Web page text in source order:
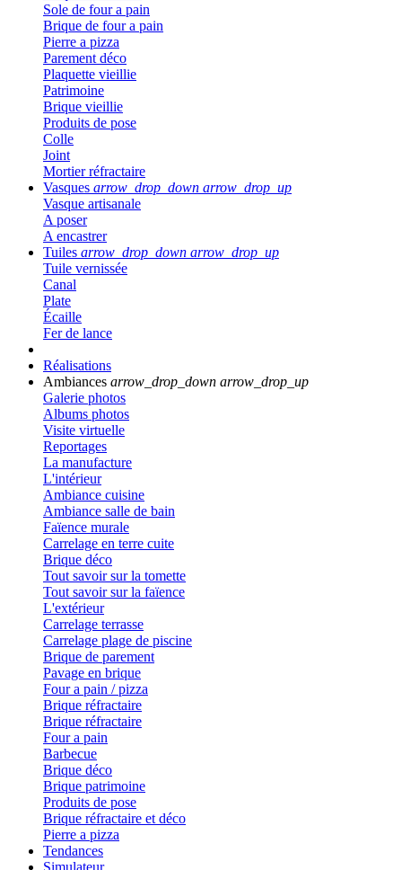
Sole de four a pain
Brique de four a pain
Pierre a pizza
Parement déco
Plaquette vieillie
Patrimoine
Brique vieillie
Produits de pose
Colle
Joint
Mortier réfractaire
Vasques arrow_drop_down arrow_drop_up
Vasque artisanale
A poser
A encastrer
Tuiles arrow_drop_down arrow_drop_up
Tuile vernissée
Canal
Plate
Écaille
Fer de lance
Réalisations
Ambiances arrow_drop_down arrow_drop_up
Galerie photos
Albums photos
Visite virtuelle
Reportages
La manufacture
L'intérieur
Ambiance cuisine
Ambiance salle de bain
Faïence murale
Carrelage en terre cuite
Brique déco
Tout savoir sur la tomette
Tout savoir sur la faïence
L'extérieur
Carrelage terrasse
Carrelage plage de piscine
Brique de parement
Pavage en brique
Four a pain / pizza
Brique réfractaire
Brique réfractaire
Four a pain
Barbecue
Brique déco
Brique patrimoine
Produits de pose
Brique réfractaire et déco
Pierre a pizza
Tendances
Simulateur